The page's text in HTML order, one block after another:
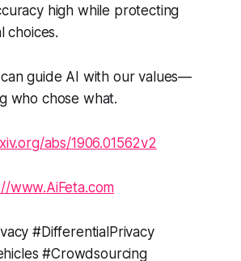
high while protecting
choices.
can guide AI with our values—
who chose what.
abs/1906.01562v2
www.AiFeta.com
#DifferentialPrivacy
#Crowdsourcing